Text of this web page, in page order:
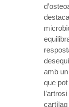
amb
que
cartílag